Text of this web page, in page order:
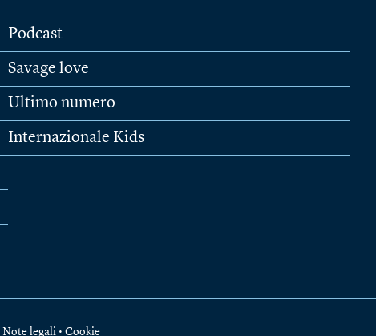
Podcast
Savage love
Ultimo numero
Internazionale Kids
Note legali • Cookie